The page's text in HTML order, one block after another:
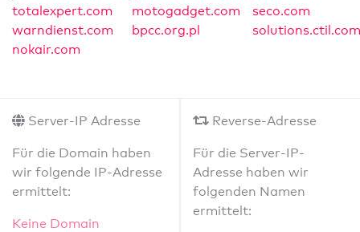
totalexpert.com
motogadget.com
seco.com
warndienst.com
bpcc.org.pl
solutions.ctil.com
nokair.com
Server-IP Adresse
Für die Domain haben
wir folgende IP-Adresse
ermittelt:
Keine Domain
Reverse-Adresse
Für die Server-IP-
Adresse haben wir
folgenden Namen
ermittelt: